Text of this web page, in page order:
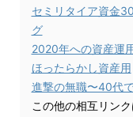
セミリタイア資金
グ
2020年への資産運
ほったらかし資産用
進撃の無職〜40代
この他の相互リン